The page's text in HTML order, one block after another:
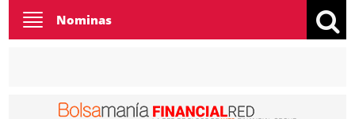
Toggle
navigation
Nominas